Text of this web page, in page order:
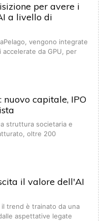
per avere i
a livello di
vengono integrate
da GPU, per
capitale, IPO
struttura societaria e
oltre 200
il valore dell'AI
trend è trainato da una
aspettative legate